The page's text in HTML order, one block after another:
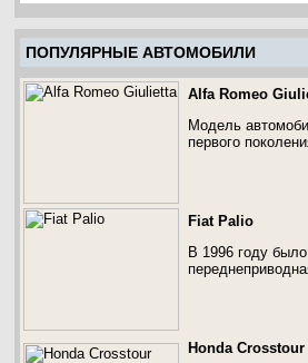
ПОПУЛЯРНЫЕ АВТОМОБИЛИ
Alfa Romeo
Модель
первого
Fiat Palio
В 1996 году
Honda Crosstour